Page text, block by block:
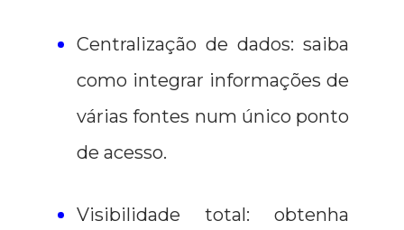
Centralização de dados: saiba
como integrar informações de
várias fontes num único ponto
de acesso.
Visibilidade total: obtenha